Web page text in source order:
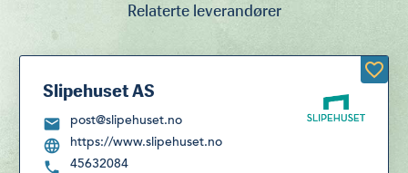
Relaterte leverandører
Slipehuset AS
post@slipehuset.no
https://www.slipehuset.no
45632084